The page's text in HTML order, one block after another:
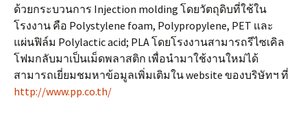
ด้วยกระบวนการ Injection molding โดยวัตถุดิบที่ใช้ใน
โรงงาน คือ Polystylene foam, Polypropylene, PET และ
แผ่นฟิล์ม Polylactic acid; PLA โดยโรงงานสามารถรีไซเคิล
โฟมกลับมาเป็นเม็ดพลาสติก เพื่อนำมาใช้งานใหม่ได้
สามารถเยี่ยมชมหาข้อมูลเพิ่มเติมใน website ของบริษัทฯ ที่
http://www.pp.co.th/